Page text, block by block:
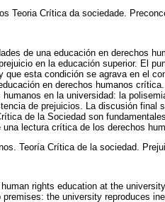
Teoria Crítica da sociedade.
de una educación en derechos
en la educación superior. El
que esta condición se agrava en el
en derechos humanos
en la universidad: la
de prejuicios. La discusión final
de la Sociedad son
lectura crítica de los derechos
Teoría Crítica de la sociedad.
rights education at the
the university reproduces